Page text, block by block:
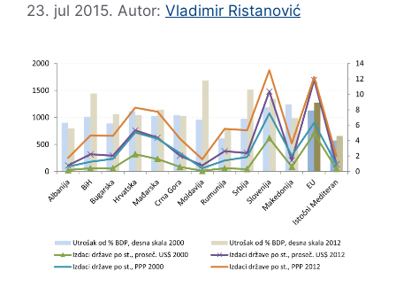
23. jul 2015. Autor: Vladimir Ristanović